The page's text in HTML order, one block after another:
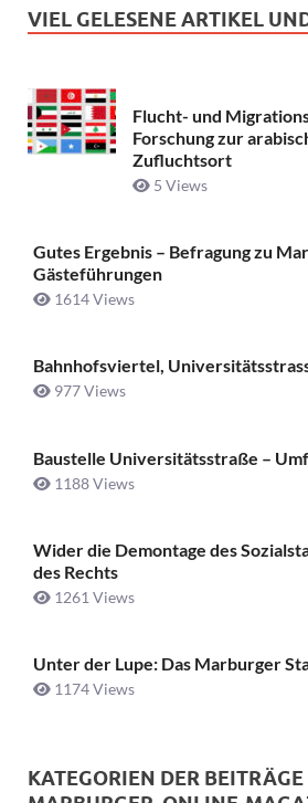
VIEL GELESENE ARTIKEL
Flucht- und
Forschung zur
Zufluchtsort
5 Views
Gutes Ergebnis – Befragung zu
Gästeführungen
1614 Views
Bahnhofsviertel,
977 Views
Baustelle Universitätsstraße ­–
1188 Views
Wider die Demontage des
des Rechts
1261 Views
Unter der Lupe: Das Marburger
1174 Views
KATEGORIEN DER